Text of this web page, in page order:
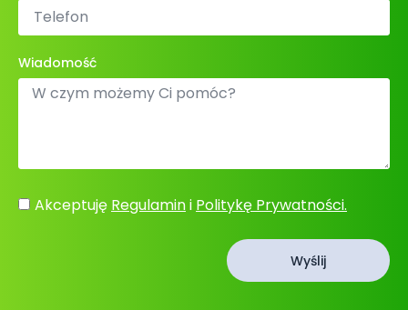
Wiadomość
Akceptuję Regulamini Politykę Prywatności.
Wyślij